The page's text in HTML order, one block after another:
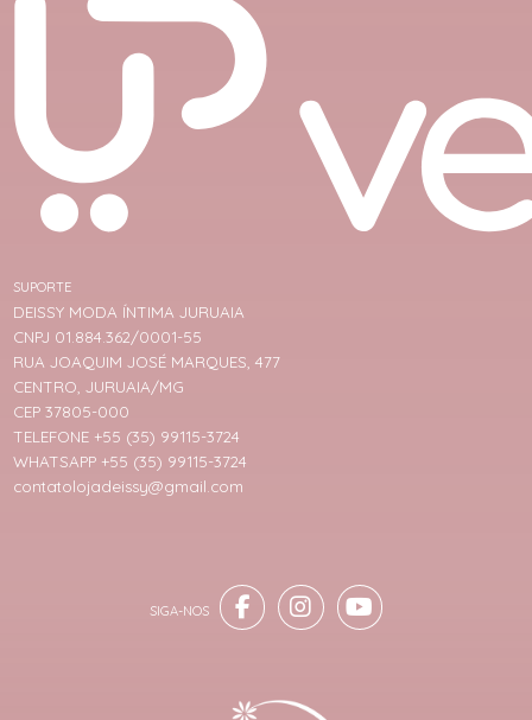
SUPORTE
DEISSY MODA ÍNTIMA JURUAIA
CNPJ 01.884.362/0001-55
RUA JOAQUIM JOSÉ MARQUES, 477
CENTRO, JURUAIA/MG
CEP 37805-000
TELEFONE +55 (35) 99115-3724
WHATSAPP +55 (35) 99115-3724
contatolojadeissy@gmail.com